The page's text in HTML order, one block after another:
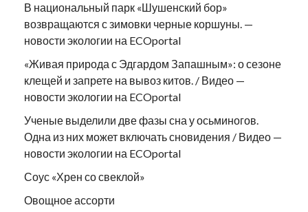
В национальный парк «Шушенский бор»
возвращаются с зимовки черные коршуны. —
новости экологии на ECOportal
«Живая природа с Эдгардом Запашным»: о сезоне
клещей и запрете на вывоз китов. / Видео —
новости экологии на ECOportal
Ученые выделили две фазы сна у осьминогов.
Одна из них может включать сновидения / Видео —
новости экологии на ECOportal
Соус «Хрен со свеклой»
Овощное ассорти